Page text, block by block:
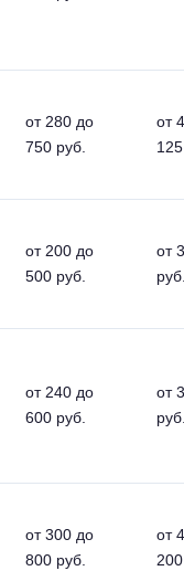
от 280 до
750 руб.
от
от 200 до
500 руб.
от
от 240 до
600 руб.
от
от 300 до
800 руб.
от